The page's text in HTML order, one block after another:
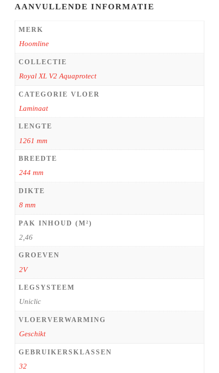
AANVULLENDE INFORMATIE
MERK
Hoomline
COLLECTIE
Royal XL V2 Aquaprotect
CATEGORIE VLOER
Laminaat
LENGTE
1261 mm
BREEDTE
244 mm
DIKTE
8 mm
PAK INHOUD (M²)
2,46
GROEVEN
2V
LEGSYSTEEM
Uniclic
VLOERVERWARMING
Geschikt
GEBRUIKERSKLASSEN
32